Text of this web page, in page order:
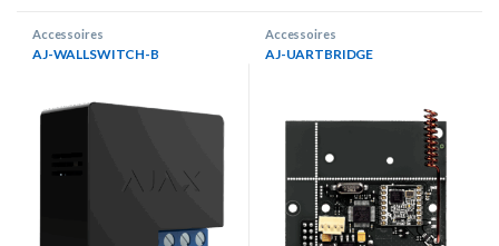
Accessoires
AJ-WALLSWITCH-B
Accessoires
AJ-UARTBRIDGE